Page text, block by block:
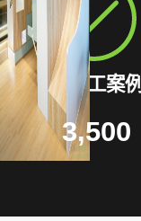
已完工案例
3,500